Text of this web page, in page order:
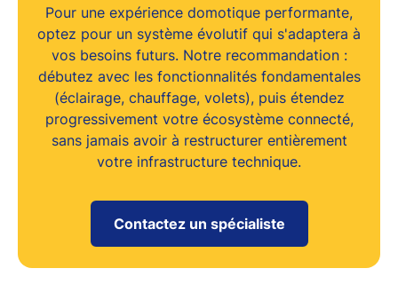
Pour une expérience domotique performante,
optez pour un système évolutif qui s'adaptera à
vos besoins futurs. Notre recommandation :
débutez avec les fonctionnalités fondamentales
(éclairage, chauffage, volets), puis étendez
progressivement votre écosystème connecté,
sans jamais avoir à restructurer entièrement
votre infrastructure technique.
Contactez un spécialiste